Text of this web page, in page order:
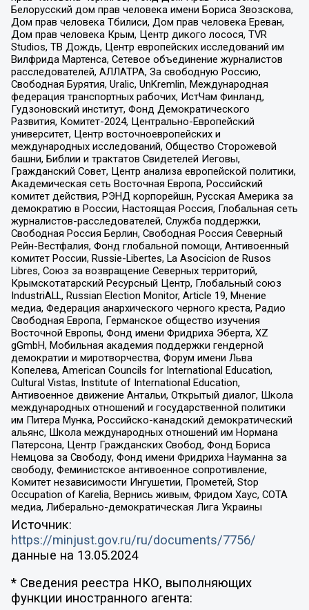
Белорусский дом прав человека имени Бориса Звозскова,
Дом прав человека Тбилиси, Дом прав человека Ереван,
Дом прав человека Крым, Центр дикого лосося, TVR
Studios, ТВ Дождь, Центр европейских исследований им
Вилфрида Мартенса, Сетевое объединение журналистов
расследователей, АЛЛАТРА, За свободную Россию,
Свободная Бурятия, Uralic, UnKremlin, Международная
федерация транспортных рабочих, ИстЧам Финланд,
Гудзоновский институт, Фонд Демократического
Развития, Комитет-2024, Центрально-Европейский
университет, Центр восточноевропейских и
международных исследований, Общество Сторожевой
башни, Библии и трактатов Свидетелей Иеговы,
Гражданский Совет, Центр анализа европейской политики,
Академическая сеть Восточная Европа, Российский
комитет действия, РЭНД корпорейшн, Русская Америка за
демократию в России, Настоящая Россия, Глобальная сеть
журналистов-расследователей, Служба поддержки,
Свободная Россия Берлин, Свободная Россия Северный
Рейн-Вестфалия, Фонд глобальной помощи, Антивоенный
комитет России, Russie-Libertes, La Asocicion de Rusos
Libres, Союз за возвращение Северных территорий,
Крымскотатарский Ресурсный Центр, Глобальный союз
IndustriALL, Russian Election Monitor, Article 19, Мнение
медиа, Федерация анархического черного креста, Радио
Свободная Европа, Германское общество изучения
Восточной Европы, Фонд имени Фридриха Эберта, XZ
gGmbH, Мобильная академия поддержки гендерной
демократии и миротворчества, Форум имени Льва
Копелева, American Councils for International Education,
Cultural Vistas, Institute of International Education,
Антивоенное движение Антальи, Открытый диалог, Школа
международных отношений и государственной политики
им Питера Мунка, Российско-канадский демократический
альянс, Школа международных отношений им Нормана
Патерсона, Центр Гражданских Свобод, Фонд Бориса
Немцова за Свободу, Фонд имени Фридриха Науманна за
свободу, Феминистское антивоенное сопротивление,
Комитет независимости Ингушетии, Прометей, Stop
Occupation of Karelia, Вернись живым, Фридом Хаус, СОТА
медиа, Либерально-демократическая Лига Украины
Источник:
https://minjust.gov.ru/ru/documents/7756/
данные на 13.05.2024
* Сведения реестра НКО, выполняющих
функции иностранного агента: